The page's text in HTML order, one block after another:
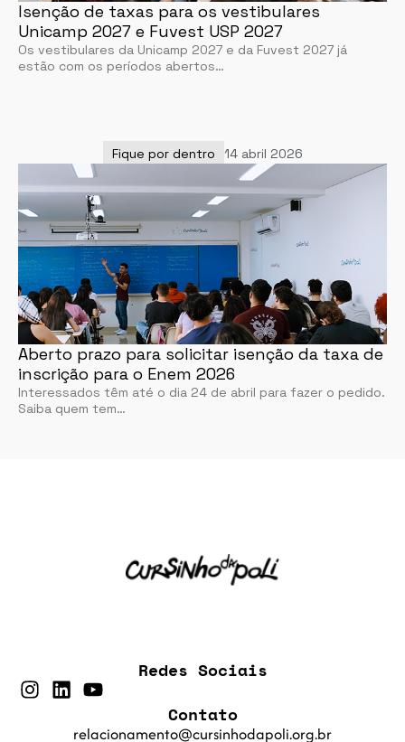
Isenção de taxas para os vestibulares
Unicamp 2027 e Fuvest USP 2027
Os vestibulares da Unicamp 2027 e da Fuvest 2027 já
estão com os períodos abertos…
Fique por dentro 14 abril 2026
Aberto prazo para solicitar isenção da taxa de
inscrição para o Enem 2026
Interessados têm até o dia 24 de abril para fazer o pedido.
Saiba quem tem…
Contato
relacionamento@cursinhodapoli.org.br
Redes Sociais